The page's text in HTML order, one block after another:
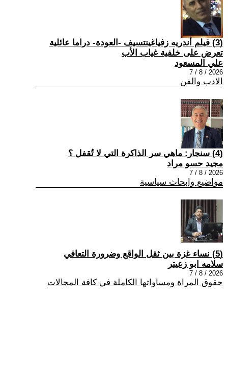
(3) فيلم أندريه زفياغينتسيف -العودة- دراما عائلية
تعرض على خلفية غياب الأب
علي المسعود
2026 / 8 / 7
الادب والفن
(4) سنجار: ماهي سر الذاكرة التي لا تُقفل ؟
مجيد حسو مراد
2026 / 8 / 7
مواضيع وابحاث سياسية
(5) نساء غزة بين ثقل الواقع وضرورة التعافي
سلامه ابو زعيتر
2026 / 8 / 7
حقوق المراة ومساواتها الكاملة في كافة المجالات